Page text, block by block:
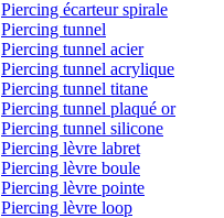
Piercing écarteur spirale
Piercing tunnel
Piercing tunnel acier
Piercing tunnel acrylique
Piercing tunnel titane
Piercing tunnel plaqué or
Piercing tunnel silicone
Piercing lèvre labret
Piercing lèvre boule
Piercing lèvre pointe
Piercing lèvre loop